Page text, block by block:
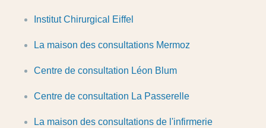
Institut Chirurgical Eiffel
La maison des consultations Mermoz
Centre de consultation Léon Blum
Centre de consultation La Passerelle
La maison des consultations de l'infirmerie